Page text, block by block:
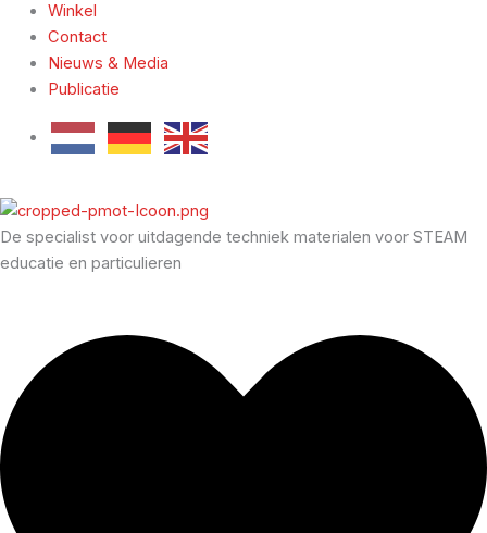
Winkel
Contact
Nieuws & Media
Publicatie
De specialist voor uitdagende techniek materialen voor STEAM
educatie en particulieren